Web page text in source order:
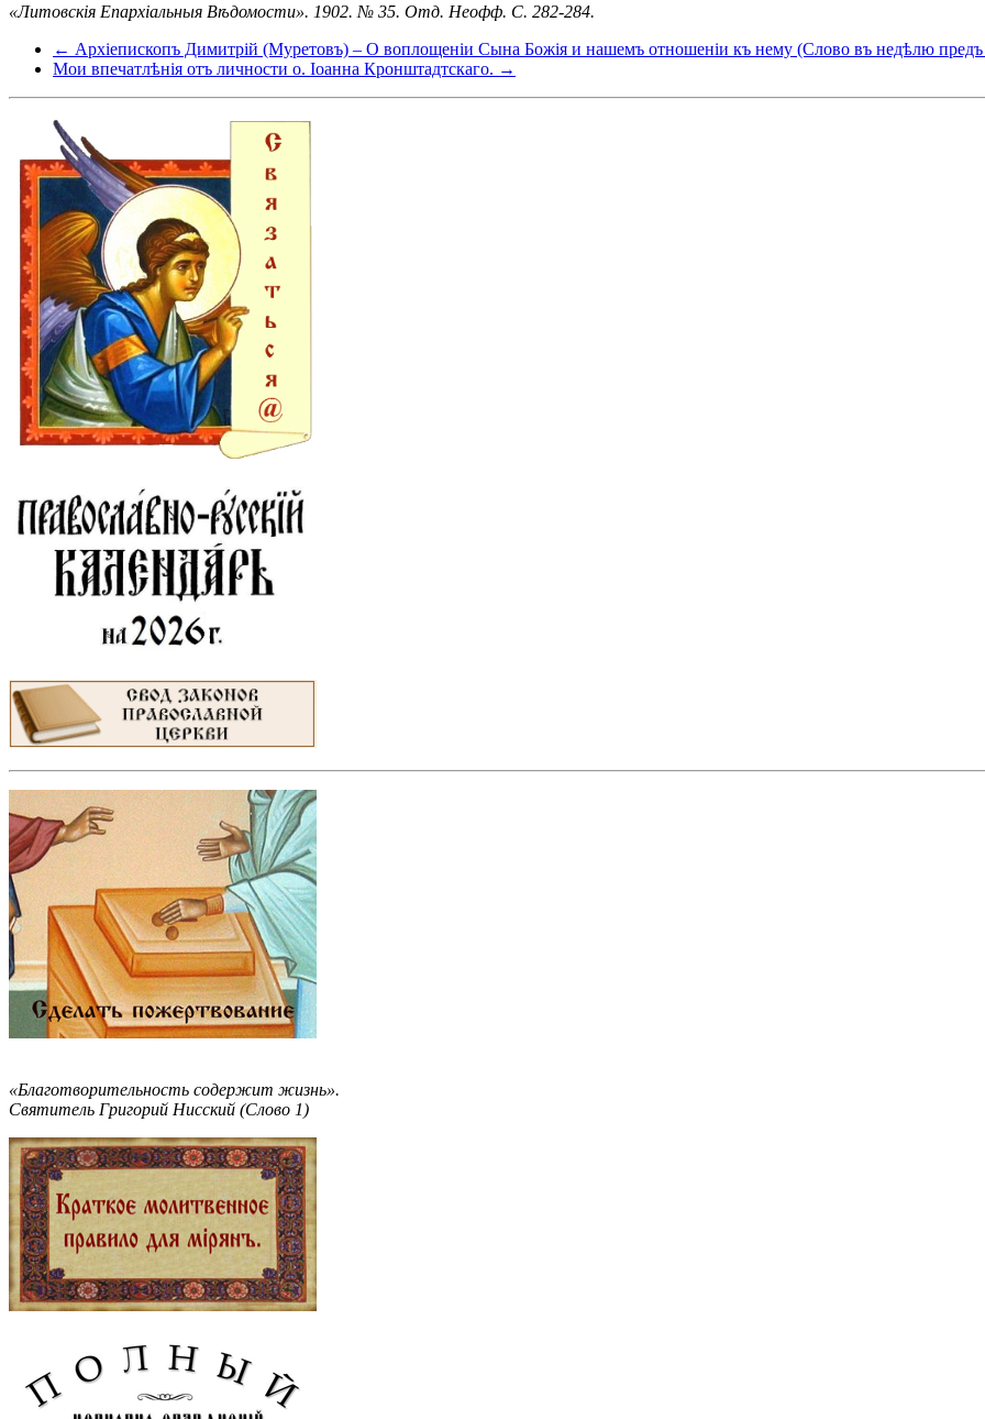
«Литовскія Епархіальныя Вѣдомости». 1902. № 35. Отд. Неофф. С. 282-284.
← Архіепископъ Димитрій (Муретовъ) – О воплощеніи Сына Божія и нашемъ отношеніи къ нему (Слово въ недѣлю
Мои впечатлѣнія отъ личности о. Іоанна Кронштадтскаго. →
«Благотворительность содержит жизнь».
Святитель Григорий Нисский (Слово 1)